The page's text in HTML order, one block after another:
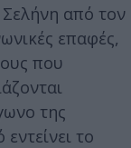
Σελήνη από τον
επαφές,
που
της
το